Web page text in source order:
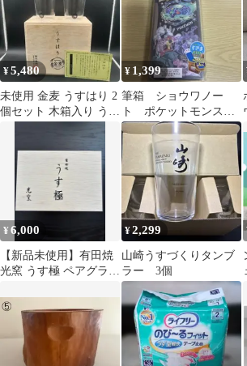
¥5,480
未使用 金麦 うすはり 2
個セット 木箱入り うす
¥ 1,399
筆箱 ショウワノー
ト ポケットモンスタ
ー うす型 ポケモ
ン ペンケース
¥6,000
【新品未使用】有田焼
光窯 うす極 ペアグラス
¥2,299
山崎うすづくりタンブ
ラー 3個